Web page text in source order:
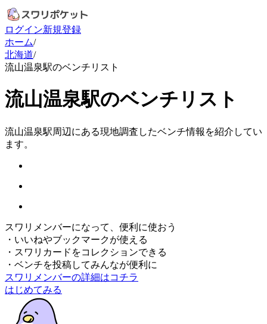
ログイン新規登録
ホーム/
北海道/
流山温泉駅のベンチリスト
流山温泉駅のベンチリスト
流山温泉駅周辺にある現地調査したベンチ情報を紹介してい
ます。
スワリメンバーになって、便利に使おう
・ いいねやブックマークが使える
・ スワリカードをコレクションできる
・ ベンチを投稿してみんなが便利に
スワリメンバーの詳細はコチラ
はじめてみる